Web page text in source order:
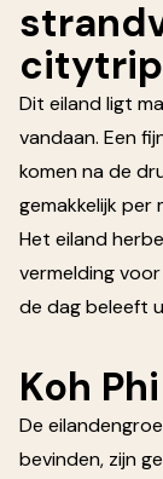
citytrip
Dit eiland ligt
vandaan. Een
komen na de
gemakkelijk
Het eiland
vermelding
de dag beleeft
Koh
De
bevinden, zijn